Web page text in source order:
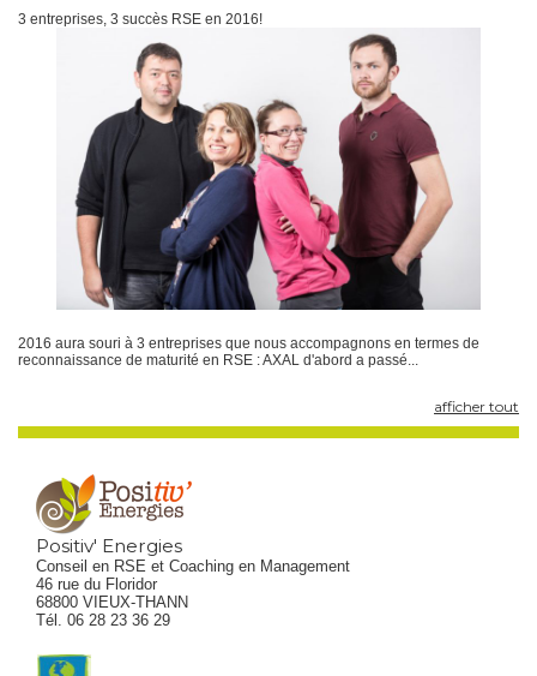
3 entreprises, 3 succès RSE en 2016!
2016 aura souri à 3 entreprises que nous accompagnons en termes de
reconnaissance de maturité en RSE : AXAL d'abord a passé...
afficher tout
Positiv' Energies
Conseil en RSE et Coaching en Management
46 rue du Floridor
68800 VIEUX-THANN
Tél. 06 28 23 36 29